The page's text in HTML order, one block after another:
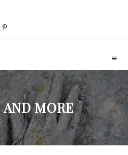
MORE